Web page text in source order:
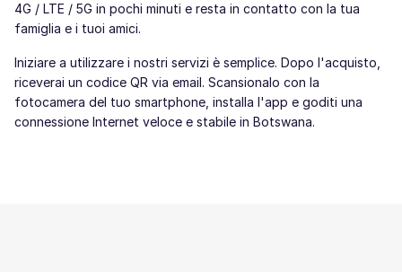
4G / LTE / 5G in pochi minuti e resta in contatto con la tua
famiglia e i tuoi amici.
Iniziare a utilizzare i nostri servizi è semplice. Dopo l'acquisto,
riceverai un codice QR via email. Scansionalo con la
fotocamera del tuo smartphone, installa l'app e goditi una
connessione Internet veloce e stabile in Botswana.